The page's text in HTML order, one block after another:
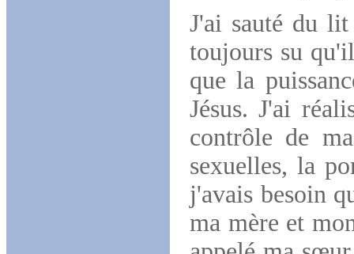
J'ai sauté du
toujours su
que la
Jésus. J'ai
contrôle de
sexuelles, la
j'avais besoin
ma mère et